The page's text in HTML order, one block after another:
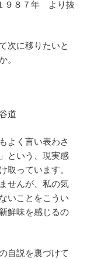
９８７年 より抜
次に移りたいと
。
道
よく言い表わさ
という、現実感
取っています。
せんが、私の気
いことをこうい
鮮味を感じるの
自説を裏づけて